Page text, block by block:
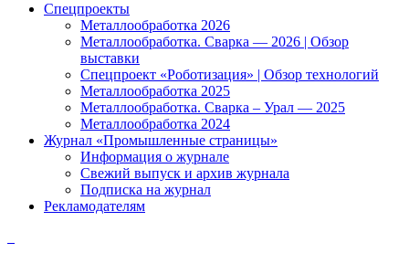
Спецпроекты
Металлообработка 2026
Металлообработка. Сварка — 2026 | Обзор
выставки
Спецпроект «Роботизация» | Обзор технологий
Металлообработка 2025
Металлообработка. Сварка – Урал — 2025
Металлообработка 2024
Журнал «Промышленные страницы»
Информация о журнале
Свежий выпуск и архив журнала
Подписка на журнал
Рекламодателям